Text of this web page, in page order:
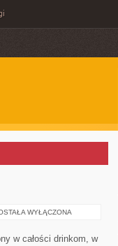
WYŁĄCZONA
w całości drinkom, w